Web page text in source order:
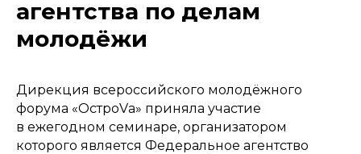
агентства по делам
молодёжи
Дирекция всероссийского молодёжного
форума «ОстроVа» приняла участие
в ежегодном семинаре, организатором
которого является Федеральное агентство